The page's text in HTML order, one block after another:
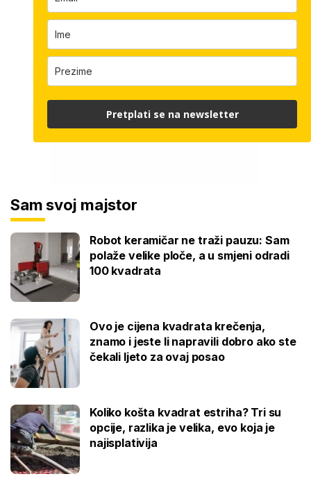
Sam svoj majstor
Robot keramičar ne traži pauzu: Sam
polaže velike ploče, a u smjeni odradi
100 kvadrata
Ovo je cijena kvadrata krečenja,
znamo i jeste li napravili dobro ako ste
čekali ljeto za ovaj posao
Koliko košta kvadrat estriha? Tri su
opcije, razlika je velika, evo koja je
najisplativija
Pretplati se na newsletter